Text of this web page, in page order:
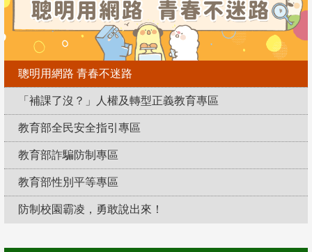
聰明用網路 青春不迷路
「補課了沒？」人權及轉型正義教育專區
教育部全民安全指引專區
教育部詐騙防制專區
教育部性別平等專區
防制校園霸凌，勇敢說出來！